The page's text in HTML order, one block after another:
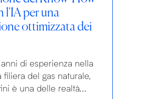
l'IA per una
ottimizzata dei
di esperienza nella
filiera del gas naturale,
è una delle realtà...